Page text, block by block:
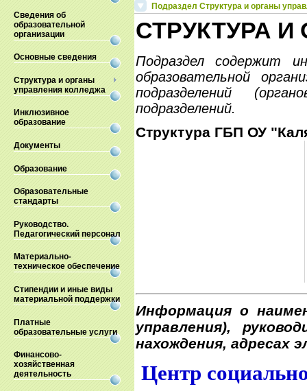
Сведения об
образовательной
организации
Основные сведения
Структура и органы
управления колледжа
Инклюзивное
образование
Документы
Образование
Образовательные
стандарты
Руководство.
Педагогический персонал
Материально-
техническое обеспечение
Стипендии и иные виды
материальной поддержки
Платные
образовательные услуги
Финансово-
хозяйственная
деятельность
Подраздел Структура и органы
СТРУКТУРА
Подраздел содержит
образовательной
подразделений
подразделений.
Структура ГБП ОУ
Информация о
управления),
нахождения, адресах
Центр